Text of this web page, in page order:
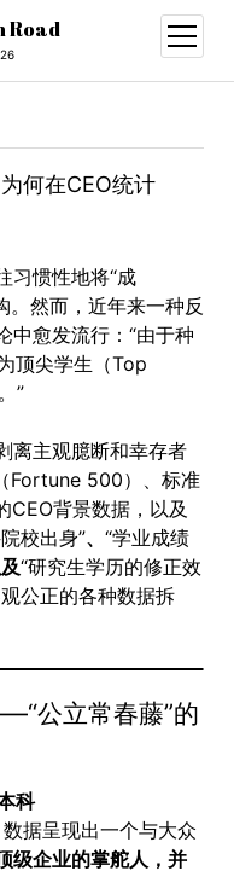
Road
open
menu
何在CEO统计
习惯性地将“成
。然而，近年来一种反
中愈发流行：“由于种
顶尖学生（Top
”
离主观臆断和幸存者
Fortune 500）、标准
背景数据，以及
校出身”、 “学业成绩
“研究生学历的修正效
公正的各种数据拆
公立常春藤”的
科
据呈现出一个与大众
级企业的掌舵人，并